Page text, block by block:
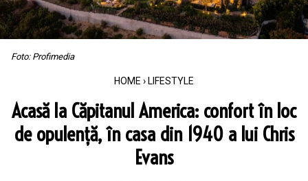
Foto: Profimedia
HOME › LIFESTYLE
Acasă la Căpitanul America: confort în loc
de opulență, în casa din 1940 a lui Chris
Evans